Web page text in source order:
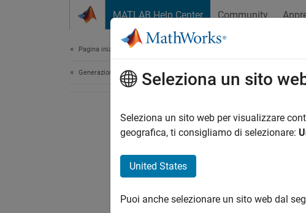
MATLAB Help Center Community
Pagina iniziale della documentazione
Generazione di codiceSeleziona un sito
Seleziona un sito web per visualizzare
geografica, ti consigliamo di selezionare:
United States
Puoi anche selezionare un sito web dal